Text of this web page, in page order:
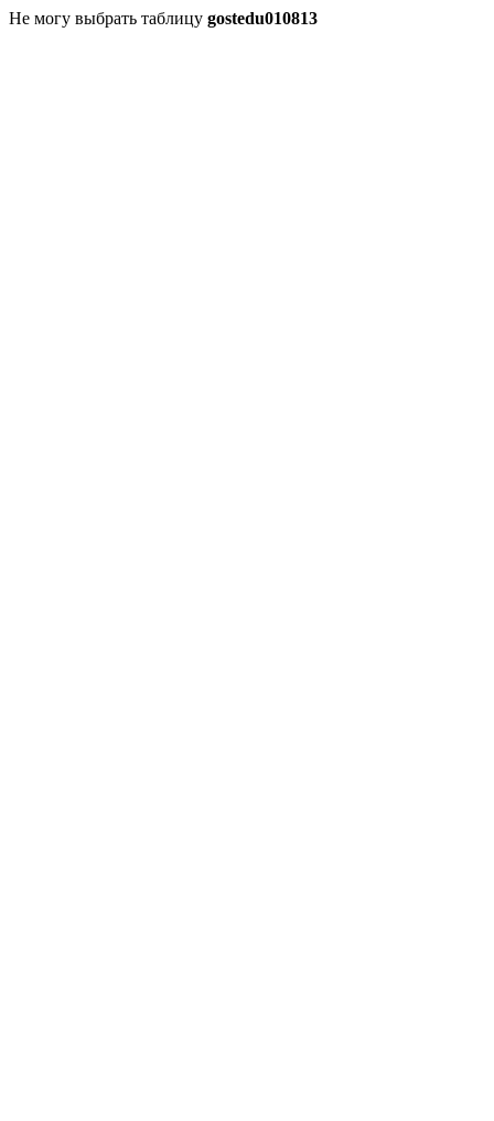
Не могу выбрать таблицу gostedu010813